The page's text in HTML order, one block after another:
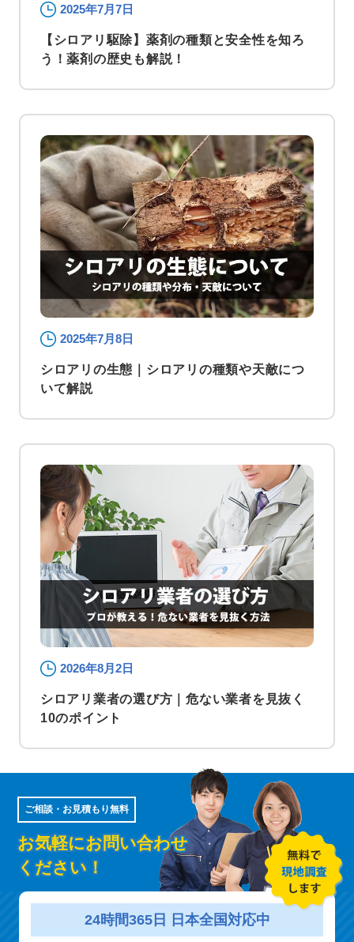
2025年7月7日
【シロアリ駆除】薬剤の種類と安全性を知ろ
う！薬剤の歴史も解説！
2025年7月8日
シロアリの生態｜シロアリの種類や天敵につ
いて解説
2026年8月2日
シロアリ業者の選び方｜危ない業者を見抜く
10のポイント
ご相談・お見積もり無料
お気軽にお問い合わせ
ください！
24時間365日 日本全国対応中